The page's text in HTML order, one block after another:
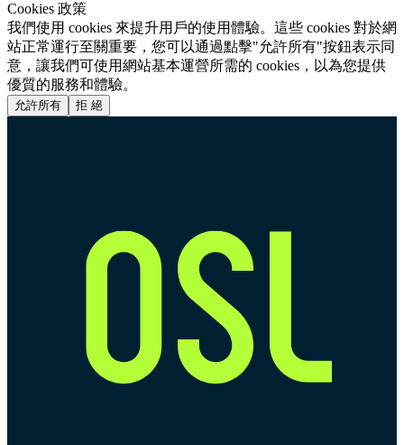
Cookies 政策
我們使用 cookies 來提升用戶的使用體驗。這些 cookies 對於網
站正常運行至關重要，您可以通過點擊"允許所有"按鈕表示同
意，讓我們可使用網站基本運營所需的 cookies，以為您提供
優質的服務和體驗。
允許所有 拒 絕